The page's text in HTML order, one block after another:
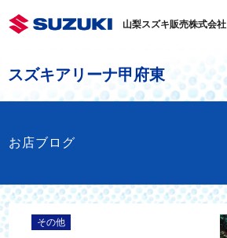
山梨スズキ販売株式会社
スズキアリーナ甲府東
お店ブログ
その他